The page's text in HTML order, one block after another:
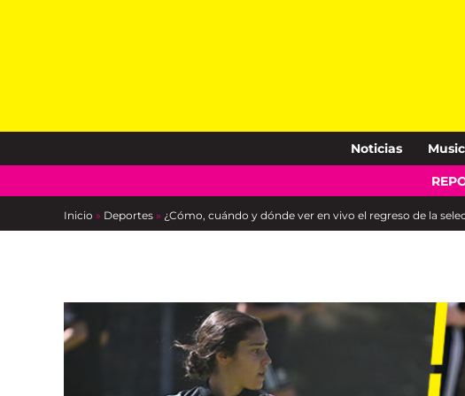
Noticias
Inicio » Deportes » ¿Cómo, cuándo y dónde ver en vivo el regreso de la